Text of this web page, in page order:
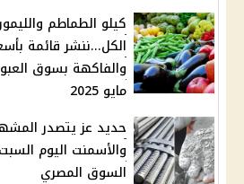
كيلو الطماطم
الكل...ننشر قائمة
مايو 2025
حديد عز يتصدر
السوق المصري